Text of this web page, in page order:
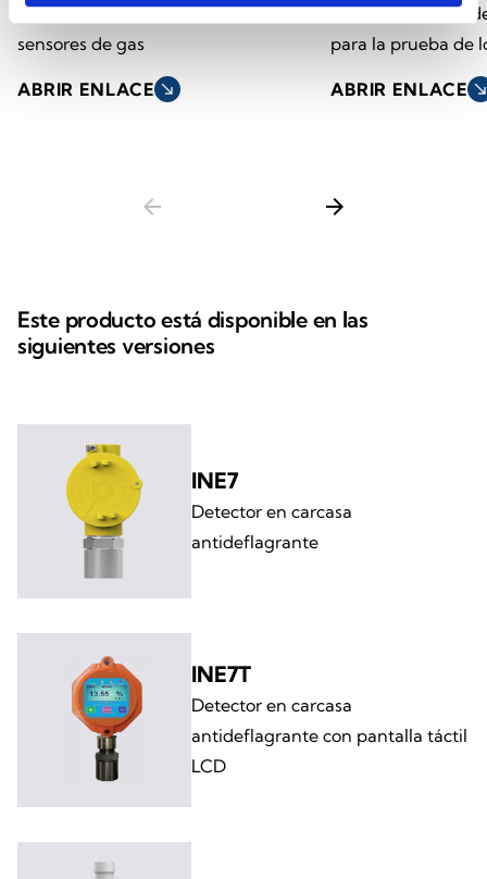
Interfaz smartphone Android de
sensores de gas
ABRIR ENLACE south_east
Bombona de gas
para la prueba de
ABRIR ENLACE
arrow_back arrow_forward
Este producto está disponible en las
siguientes versiones
INE7
Detector en carcasa
antideflagrante
INE7T
Detector en carcasa
antideflagrante con pantalla táctil
LCD